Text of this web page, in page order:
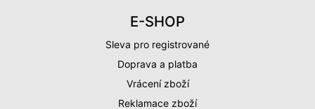
E-SHOP
Sleva pro registrované
Doprava a platba
Vrácení zboží
Reklamace zboží